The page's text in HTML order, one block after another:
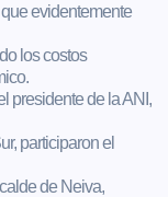
evidentemente
los costos
presidente de la ANI,
participaron el
de Neiva,